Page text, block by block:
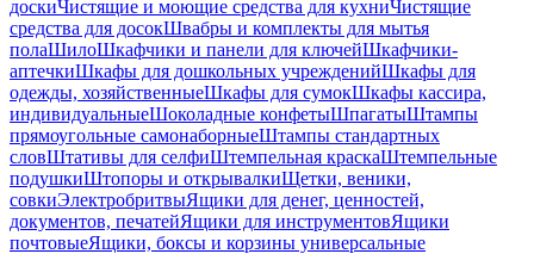
доскиЧистящие и моющие средства для кухниЧистящие
средства для досокШвабры и комплекты для мытья
полаШилоШкафчики и панели для ключейШкафчики-
аптечкиШкафы для дошкольных учрежденийШкафы для
одежды, хозяйственныеШкафы для сумокШкафы кассира,
индивидуальныеШоколадные конфетыШпагатыШтампы
прямоугольные самонаборныеШтампы стандартных
словШтативы для селфиШтемпельная краскаШтемпельные
подушкиШтопоры и открывалкиЩетки, веники,
совкиЭлектробритвыЯщики для денег, ценностей,
документов, печатейЯщики для инструментовЯщики
почтовыеЯщики, боксы и корзины универсальные